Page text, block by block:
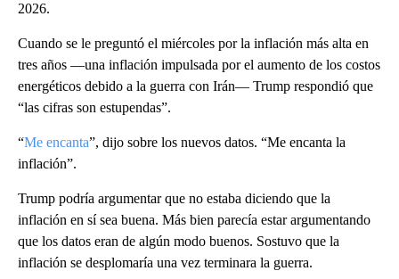
2026.
Cuando se le preguntó el miércoles por la inflación más alta en
tres años —una inflación impulsada por el aumento de los costos
energéticos debido a la guerra con Irán— Trump respondió que
“las cifras son estupendas”.
“Me encanta”, dijo sobre los nuevos datos. “Me encanta la
inflación”.
Trump podría argumentar que no estaba diciendo que la
inflación en sí sea buena. Más bien parecía estar argumentando
que los datos eran de algún modo buenos. Sostuvo que la
inflación se desplomaría una vez terminara la guerra.